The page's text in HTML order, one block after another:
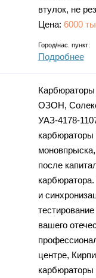
втулок, не
Цена: 6000
Город/нас. пункт:
Подробнее
ОЗОН,
УАЗ-4178-
карбюраторы
после
и
вашего
центре,